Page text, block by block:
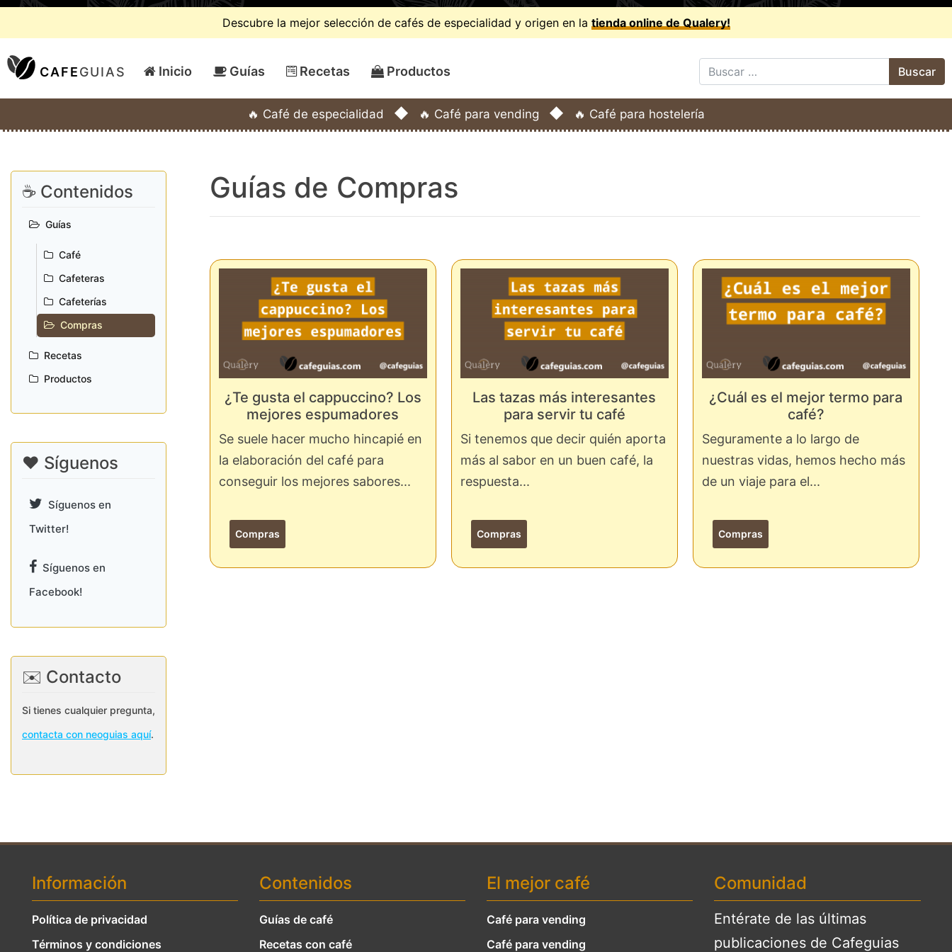
Descubre la mejor selección de cafés de especialidad y origen en la tienda online de Qualery!
CAFEGUIAS Inicio Guías Recetas Productos
🔥 Café de especialidad ◆ 🔥 Café para vending ◆ 🔥 Café para hostelería
☕ Contenidos
Guías
Café
Cafeteras
Cafeterías
Compras
Recetas
Productos
❤️ Síguenos
Síguenos en
Twitter!
Síguenos en
Facebook!
✉️ Contacto
Si tienes cualquier pregunta,
contacta con neoguias aquí.
Guías de Compras
¿Te gusta el cappuccino? Los
mejores espumadores
Se suele hacer mucho hincapié en
la elaboración del café para
conseguir los mejores sabores...
Compras
Las tazas más interesantes
para servir tu café
Si tenemos que decir quién aporta
más al sabor en un buen café, la
respuesta...
Compras
¿Cuál es el mejor termo para
café?
Seguramente a lo largo de
nuestras vidas, hemos hecho más
de un viaje para el...
Compras
Información
Política de privacidad
Términos y condiciones
Contenidos
Guías de café
Recetas con café
El mejor café
Café para vending
Café para vending
Comunidad
Entérate de las últimas
publicaciones de Cafeguias